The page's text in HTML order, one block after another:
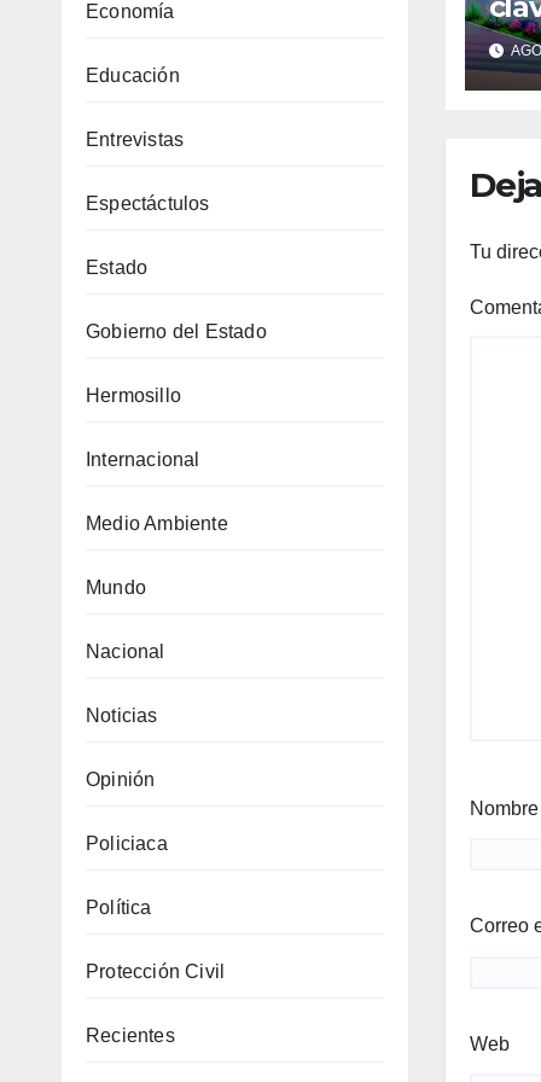
Economía
Educación
Entrevistas
Espectáctulos
Estado
Gobierno del Estado
Hermosillo
Internacional
Medio Ambiente
Mundo
Nacional
Noticias
Opinión
Policiaca
Política
Protección Civil
Recientes
Tu
Nombre
Correo
Web